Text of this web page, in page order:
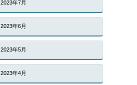
2023年7月
2023年6月
2023年5月
2023年4月